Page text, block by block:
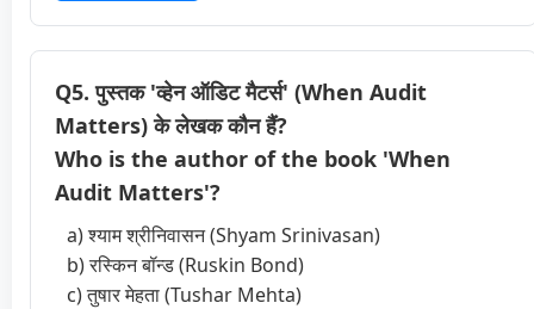
Q5. पुस्तक 'व्हेन ऑडिट मैटर्स' (When Audit
Matters) के लेखक कौन हैं?
Who is the author of the book 'When
Audit Matters'?
a) श्याम श्रीनिवासन (Shyam Srinivasan)
b) रस्किन बॉन्ड (Ruskin Bond)
c) तुषार मेहता (Tushar Mehta)